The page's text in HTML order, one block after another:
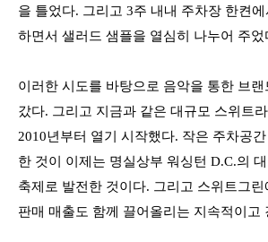
을 틀었다. 그리고 3주 내내 주차장 한켠
하면서 샐러드 샘플을 열심히 나누어 주었
이러한 시도를 바탕으로 음악을 통한 브
갔다. 그리고 지금과 같은 대규모 스위트
2010년부터 열기 시작했다. 작은 주차공
한 것이 이제는 명실상부 워싱턴 D.C.의
축제로 발전한 것이다. 그리고 스위트그
판매 매출도 함께 끌어올리는 지속적이고